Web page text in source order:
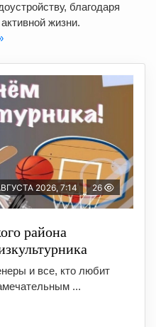
благодаря
жизни.
2026, 7:14 26
района
и все, кто любит
...